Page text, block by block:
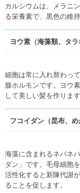
カルシウムは、メラニ
る栄養素で、黒色の維
ヨウ素（海藻類、タラ
細胞は常に入れ替わっ
腺ホルモンです。ヨウ
して美しい髪を作ります
フコイダン（昆布、め
海藻に含まれるネバネ
ダン」です。毛母細胞
活性化すると新陳代謝
ることを促します。